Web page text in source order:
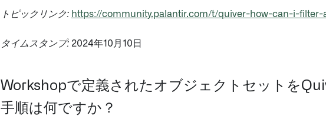
トピックリンク: https://community.palantir.com/t/quiver-how-can-i-
タイムスタンプ: 2024年10月10日
Workshopで定義されたオブジェクトセットを
手順は何ですか？